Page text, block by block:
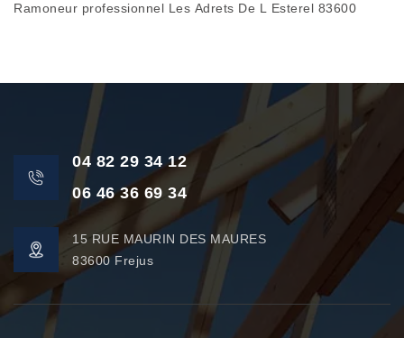
Ramoneur professionnel Les Adrets De L Esterel 83600
04 82 29 34 12
06 46 36 69 34
15 RUE MAURIN DES MAURES
83600 Frejus